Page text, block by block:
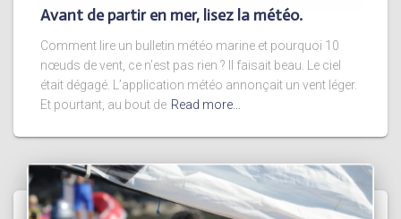
Avant de partir en mer, lisez la météo.
Comment lire un bulletin météo marine et pourquoi 10
nœuds de vent, ce n’est pas rien ? Il faisait beau. Le ciel
était dégagé. L’application météo annonçait un vent léger.
Et pourtant, au bout de Read more…